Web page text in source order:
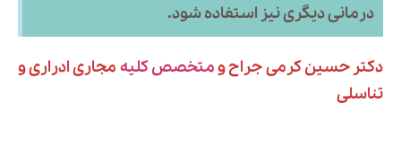
درمانی دیگری نیز استفاده شود.
دکتر حسین کرمی جراح ومتخصص کلیه مجاری ادراری و
تناسلی